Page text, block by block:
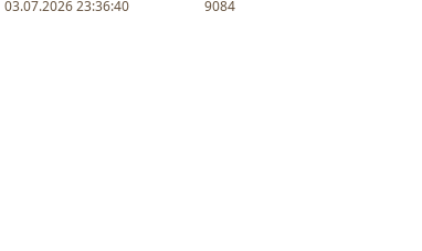
03.07.2026 23:36:40 9084